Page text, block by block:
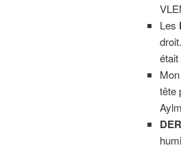
Les
droit.
tête